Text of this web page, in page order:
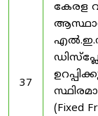
37
കേരള
ഡിസ്‌പ്ലേ
(Fixed